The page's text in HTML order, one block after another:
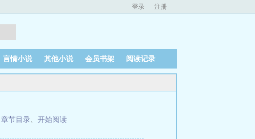
登录 注册
言情小说 其他小说 会员书架 阅读记录
章节目录
开始阅读